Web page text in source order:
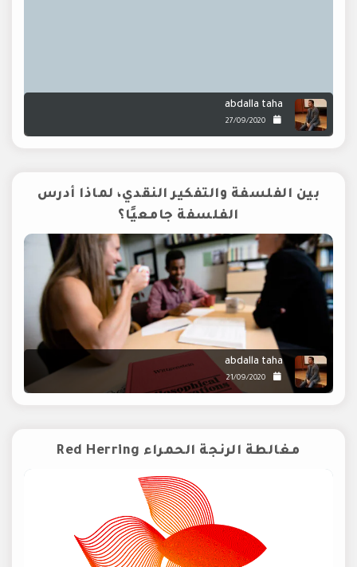
abdalla taha
27/09/2020
بين الفلسفة والتفكير النقدي، لماذا أدرس
الفلسفة جامعيًا؟
abdalla taha
21/09/2020
مغالطة الرنجة الحمراء Red Herring